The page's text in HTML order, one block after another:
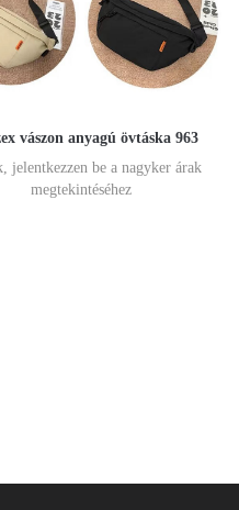
vászon anyagú övtáska 963
jelentkezzen be a nagyker árak
megtekintéséhez